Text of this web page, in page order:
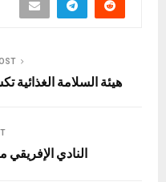
هيئة السلامة
النادي الإفريقي